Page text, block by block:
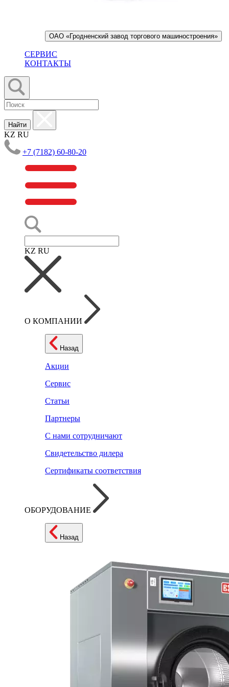
ОАО «Гродненский завод торгового машиностроения»
СЕРВИС
КОНТАКТЫ
Найти
KZ RU
+7 (7182) 60-80-20
KZ RU
О КОМПАНИИ
Назад
Акции
Сервис
Статьи
Партнеры
С нами сотрудничают
Свидетельство дилера
Сертификаты соответствия
ОБОРУДОВАНИЕ
Назад